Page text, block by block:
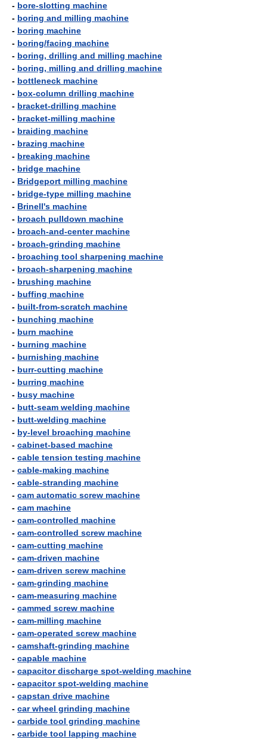
- bore-slotting machine
- boring and milling machine
- boring machine
- boring/facing machine
- boring, drilling and milling machine
- boring, milling and drilling machine
- bottleneck machine
- box-column drilling machine
- bracket-drilling machine
- bracket-milling machine
- braiding machine
- brazing machine
- breaking machine
- bridge machine
- Bridgeport milling machine
- bridge-type milling machine
- Brinell's machine
- broach pulldown machine
- broach-and-center machine
- broach-grinding machine
- broaching tool sharpening machine
- broach-sharpening machine
- brushing machine
- buffing machine
- built-from-scratch machine
- bunching machine
- burn machine
- burning machine
- burnishing machine
- burr-cutting machine
- burring machine
- busy machine
- butt-seam welding machine
- butt-welding machine
- by-level broaching machine
- cabinet-based machine
- cable tension testing machine
- cable-making machine
- cable-stranding machine
- cam automatic screw machine
- cam machine
- cam-controlled machine
- cam-controlled screw machine
- cam-cutting machine
- cam-driven machine
- cam-driven screw machine
- cam-grinding machine
- cam-measuring machine
- cammed screw machine
- cam-milling machine
- cam-operated screw machine
- camshaft-grinding machine
- capable machine
- capacitor discharge spot-welding machine
- capacitor spot-welding machine
- capstan drive machine
- car wheel grinding machine
- carbide tool grinding machine
- carbide tool lapping machine